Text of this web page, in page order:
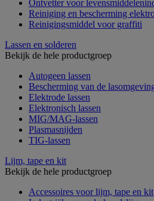
Ontvetter voor
Reiniging en bescherming
Reinigingsmiddel voor graffiti
Lassen en solderen
Bekijk de hele productgroep
Autogeen lassen
Bescherming van de
Elektrode lassen
Elektronisch lassen
MIG/MAG-lassen
Plasmasnijden
TIG-lassen
Lijm, tape en kit
Bekijk de hele productgroep
Accessoires voor lijm, tape en kit